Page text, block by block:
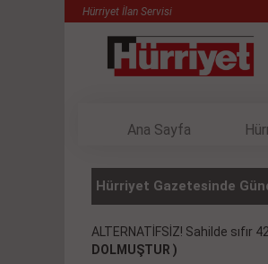
Hürriyet İlan Servisi
Ana Sayfa
Hürriyet Gazetesinde
ALTERNATİFSİZ! Sahilde
DOLMUŞTUR )